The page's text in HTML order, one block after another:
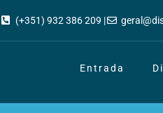
(+351) 932 386 209 |
Entrada